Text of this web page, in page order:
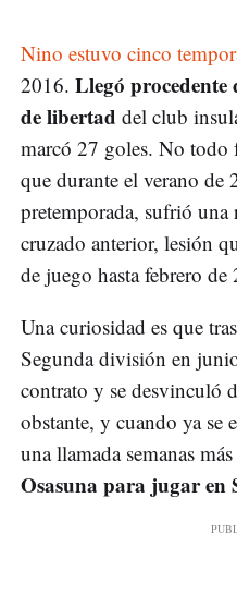
Nino estuvo cinco
2016. Llegó procedente
de libertad del club
marcó 27 goles. No todo
que durante el verano de
pretemporada, sufrió
cruzado anterior,​ lesión
de juego hasta febrero de
Una curiosidad es que
Segunda división en
contrato y se desvinculó
obstante, y cuando ya se
una llamada semanas
Osasuna para jugar en